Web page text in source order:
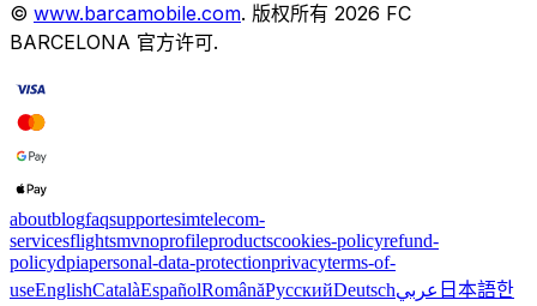
© www.barcamobile.com. 版权所有 2026 FC
BARCELONA 官方许可.
aboutblogfaqsupportesimtelecom-
servicesflightsmvnoprofileproductscookies-policyrefund-
policydpiapersonal-data-protectionprivacyterms-of-
useEnglishCatalàEspañolRomânăРусскийDeutschعربي 日本語한